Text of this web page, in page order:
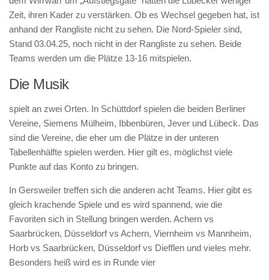
Zeit, ihren Kader zu verstärken. Ob es Wechsel gegeben hat, ist
anhand der Rangliste nicht zu sehen. Die Nord-Spieler sind,
Stand 03.04.25, noch nicht in der Rangliste zu sehen. Beide
Teams werden um die Plätze 13-16 mitspielen.
Die Musik
spielt an zwei Orten. In Schüttdorf spielen die beiden Berliner
Vereine, Siemens Mülheim, Ibbenbüren, Jever und Lübeck. Das
sind die Vereine, die eher um die Plätze in der unteren
Tabellenhälfte spielen werden. Hier gilt es, möglichst viele
Punkte auf das Konto zu bringen.
In Gersweiler treffen sich die anderen acht Teams. Hier gibt es
gleich krachende Spiele und es wird spannend, wie die
Favoriten sich in Stellung bringen werden. Achern vs
Saarbrücken, Düsseldorf vs Achern, Viernheim vs Mannheim,
Horb vs Saarbrücken, Düsseldorf vs Diefflen und vieles mehr.
Besonders heiß wird es in Runde vier